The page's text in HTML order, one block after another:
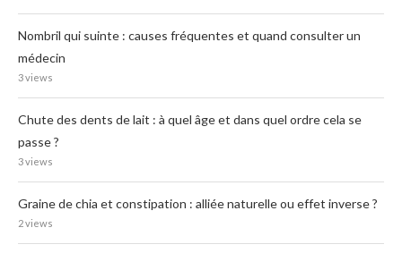
Nombril qui suinte : causes fréquentes et quand consulter un
médecin
3 views
Chute des dents de lait : à quel âge et dans quel ordre cela se
passe ?
3 views
Graine de chia et constipation : alliée naturelle ou effet inverse ?
2 views